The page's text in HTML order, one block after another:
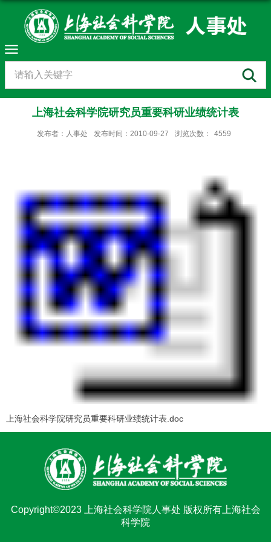
上海社会科学院研究员重要科研业绩统计表
发布者：人事处 发布时间：2010-09-27 浏览次数： 4559
上海社会科学院研究员重要科研业绩统计表.doc
Copyright©2023 上海社会科学院人事处 版权所有上海社会
科学院